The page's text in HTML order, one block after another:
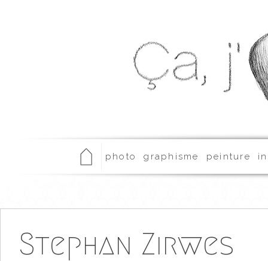
photo graphisme peinture
Stephan Zirwes